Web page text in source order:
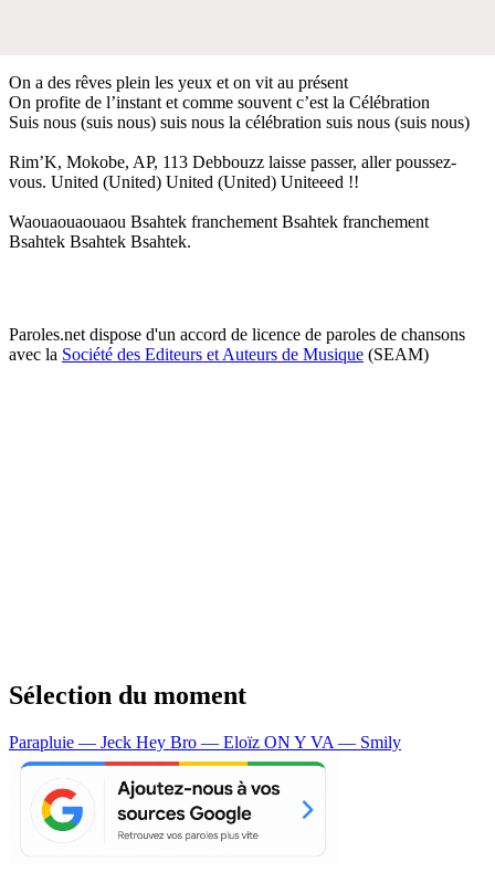
On a des rêves plein les yeux et on vit au présent
On profite de l’instant et comme souvent c’est la Célébration
Suis nous (suis nous) suis nous la célébration suis nous (suis nous)
Rim’K, Mokobe, AP, 113 Debbouzz laisse passer, aller poussez-
vous. United (United) United (United) Uniteeed !!
Waouaouaouaou Bsahtek franchement Bsahtek franchement
Bsahtek Bsahtek Bsahtek.
Paroles.net dispose d'un accord de licence de paroles de chansons
avec la Société des Editeurs et Auteurs de Musique (SEAM)
Sélection du moment
Parapluie — Jeck Hey Bro — Eloïz ON Y VA — Smily